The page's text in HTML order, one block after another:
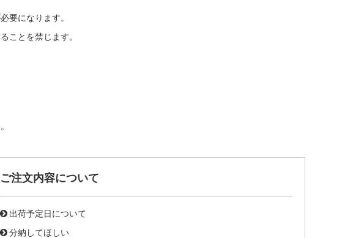
要になります。
ことを禁じます。
ご注文内容について
出荷予定日について
分納してほしい